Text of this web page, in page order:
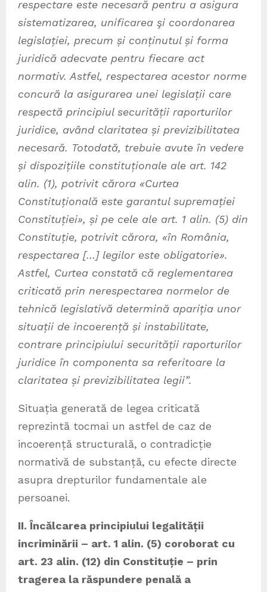
respectare este necesară pentru a asigura
sistematizarea, unificarea şi coordonarea
legislației, precum și conținutul și forma
juridică adecvate pentru fiecare act
normativ. Astfel, respectarea acestor norme
concură la asigurarea unei legislații care
respectă principiul securității raporturilor
juridice, având claritatea și previzibilitatea
necesară. Totodată, trebuie avute în vedere
și dispozițiile constituționale ale art. 142
alin. (1), potrivit cărora «Curtea
Constituțională este garantul supremației
Constituției», și pe cele ale art. 1 alin. (5) din
Constituție, potrivit cărora, «în România,
respectarea […] legilor este obligatorie».
Astfel, Curtea constată că reglementarea
criticată prin nerespectarea normelor de
tehnică legislativă determină apariția unor
situații de incoerență și instabilitate,
contrare principiului securității raporturilor
juridice în componenta sa referitoare la
claritatea și previzibilitatea legii”.
Situația generată de legea criticată
reprezintă tocmai un astfel de caz de
incoerență structurală, o contradicție
normativă de substanță, cu efecte directe
asupra drepturilor fundamentale ale
persoanei.
II. Încălcarea principiului legalității
incriminării – art. 1 alin. (5) coroborat cu
art. 23 alin. (12) din Constituție – prin
tragerea la răspundere penală a